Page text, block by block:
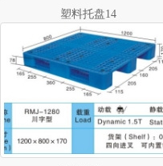
塑料托盘14